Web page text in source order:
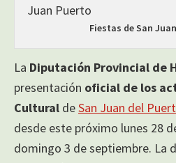
Fiestas de San
La Diputación Provincial de
presentación oficial de los
Cultural deSan Juan del
desde este próximo lunes 28
domingo 3 de septiembre. La